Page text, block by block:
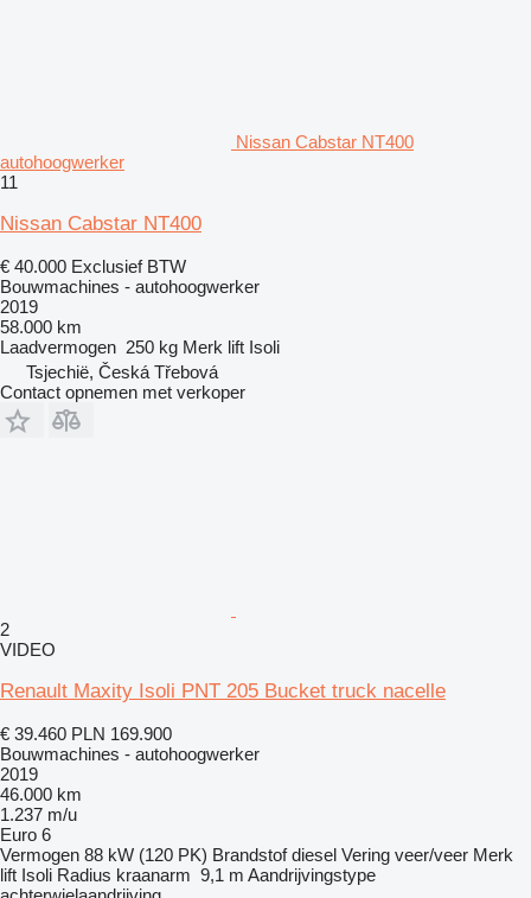
Nissan Cabstar NT400
autohoogwerker
11
Nissan Cabstar NT400
€ 40.000 Exclusief BTW
Bouwmachines - autohoogwerker
2019
58.000 km
Laadvermogen 250 kg Merk lift Isoli
Tsjechië, Česká Třebová
Contact opnemen met verkoper
2
VIDEO
Renault Maxity Isoli PNT 205 Bucket truck nacelle
€ 39.460 PLN 169.900
Bouwmachines - autohoogwerker
2019
46.000 km
1.237 m/u
Euro 6
Vermogen 88 kW (120 PK) Brandstof diesel Vering veer/veer Merk
lift Isoli Radius kraanarm 9,1 m Aandrijvingstype